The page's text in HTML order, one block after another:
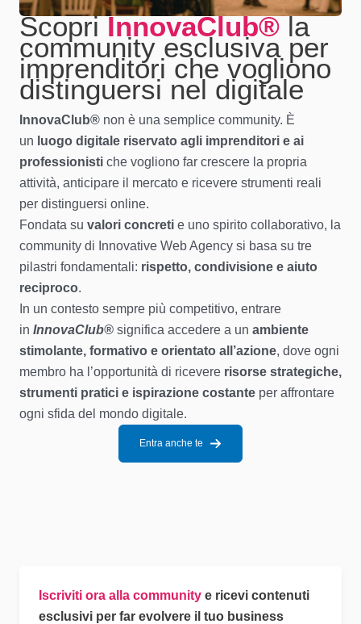
ScopriInnovaClub®la
community esclusiva per
imprenditori che vogliono
distinguersi nel digitale
InnovaClub® non è una semplice community. È
un luogo digitale riservato agli imprenditori e ai
professionisti che vogliono far crescere la propria
attività, anticipare il mercato e ricevere strumenti reali
per distinguersi online.
Fondata su valori concreti e uno spirito collaborativo, la
community di Innovative Web Agency si basa su tre
pilastri fondamentali: rispetto, condivisione e aiuto
reciproco.
In un contesto sempre più competitivo, entrare
in InnovaClub® significa accedere a un ambiente
stimolante, formativo e orientato all’azione, dove ogni
membro ha l’opportunità di ricevere risorse strategiche,
strumenti pratici e ispirazione costante per affrontare
ogni sfida del mondo digitale.
Entra anche te
Iscriviti ora alla community e ricevi contenuti
esclusivi per far evolvere il tuo business